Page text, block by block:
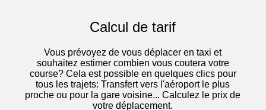
Calcul de tarif
Vous prévoyez de vous déplacer en taxi et
souhaitez estimer combien vous coutera votre
course? Cela est possible en quelques clics pour
tous les trajets: Transfert vers l'aéroport le plus
proche ou pour la gare voisine... Calculez le prix de
votre déplacement.